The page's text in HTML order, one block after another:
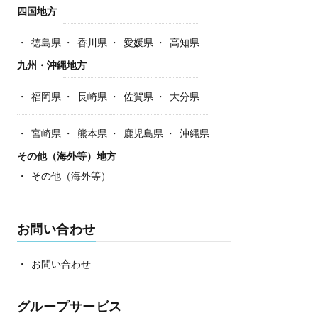
四国地方
徳島県 香川県 愛媛県
高知県
九州・沖縄地方
福岡県 長崎県 佐賀県 大分県
宮崎県 熊本県 鹿児島県
沖縄県
その他（海外等）地方
その他（海外等）
お問い合わせ
お問い合わせ
グループサービス